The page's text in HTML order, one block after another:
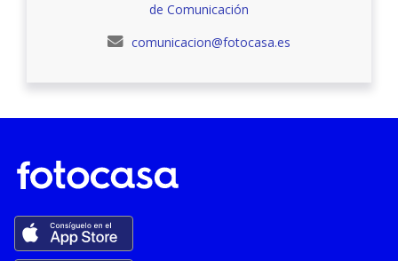
de Comunicación
comunicacion@fotocasa.es